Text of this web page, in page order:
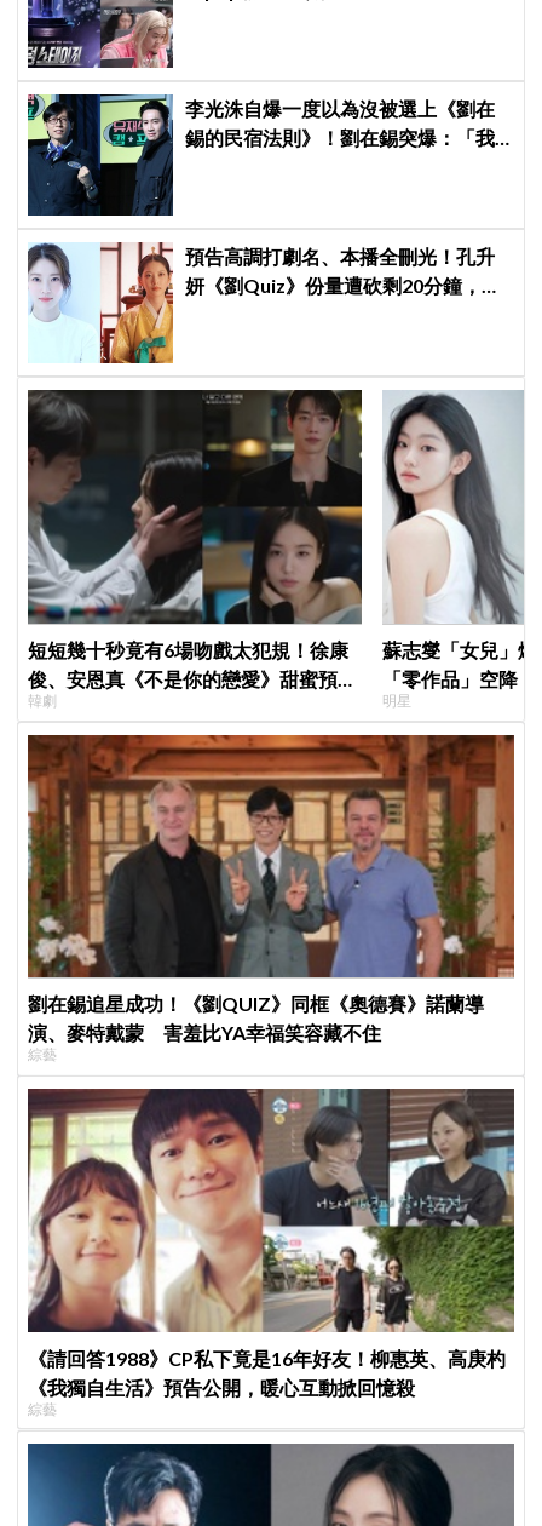
李光洙自爆一度以為沒被選上《劉在
錫的民宿法則》！劉在錫突爆：「我
預告高調打劇名、本播全刪光！孔升
妍《劉Quiz》份量遭砍剩20分鐘，
短短幾十秒竟有6場吻戲太犯規！徐康
俊、安恩真《不是你的戀愛》甜蜜預告
公開，網友直呼：太期待了！
韓劇
蘇志燮「女兒」
「零作品」空降
片被挖出網驚呆
明星
劉在錫追星成功！《劉QUIZ》同框《奧德賽》諾蘭導
演、麥特戴蒙 害羞比YA幸福笑容藏不住
綜藝
《請回答1988》CP私下竟是16年好友！柳惠英、高庚杓
《我獨自生活》預告公開，暖心互動掀回憶殺
綜藝